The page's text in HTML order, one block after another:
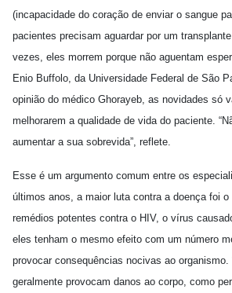
(incapacidade do coração de enviar o sangue
pacientes precisam aguardar por um
vezes, eles morrem porque não aguentam
Enio Buffolo, da Universidade Federal de São
opinião do médico Ghorayeb, as novidades só
melhorarem a qualidade de vida do paciente.
aumentar a sua sobrevida”, reflete.
Esse é um argumento comum entre os
últimos anos, a maior luta contra a doença foi o
remédios potentes contra o HIV, o vírus
eles tenham o mesmo efeito com um número
provocar consequências nocivas ao organismo.
geralmente provocam danos ao corpo, como